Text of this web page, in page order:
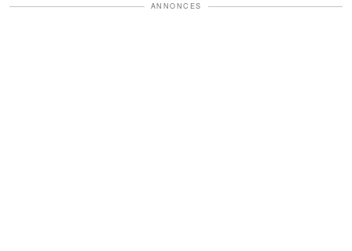
ANNONCES